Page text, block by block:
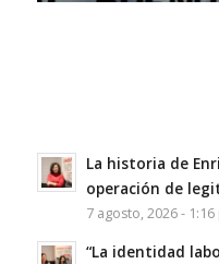
La historia de
operación de
7 agosto, 2026 - 1:16
“La identidad